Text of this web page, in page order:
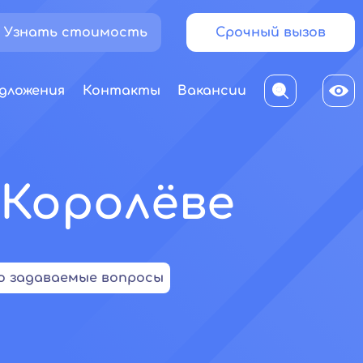
Узнать стоимость Срочный вызов
Контакты Вакансии
задаваемые вопросы